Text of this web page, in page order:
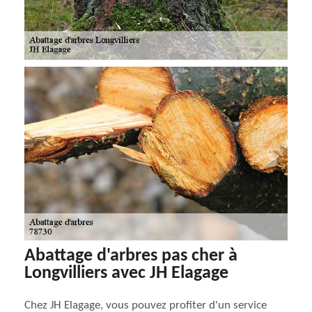
Abattage d'arbres pas cher à
Longvilliers avec JH Elagage
Chez JH Elagage, vous pouvez profiter d'un service